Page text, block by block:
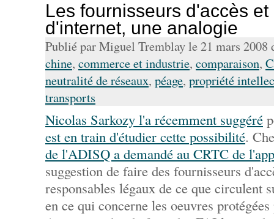
Les fournisseurs d'accès
d'internet, une analogie
Publié par Miguel Tremblay le 21 mars 2008
chine, commerce et industrie, comparaison,
neutralité de réseaux, péage, propriété
transports
Nicolas Sarkozy l'a récemment suggéré
est en train d'étudier cette possibilité.
de l'ADISQ a demandé au CRTC de
suggestion de faire des fournisseurs
responsables légaux de ce que circulent
en ce qui concerne les oeuvres